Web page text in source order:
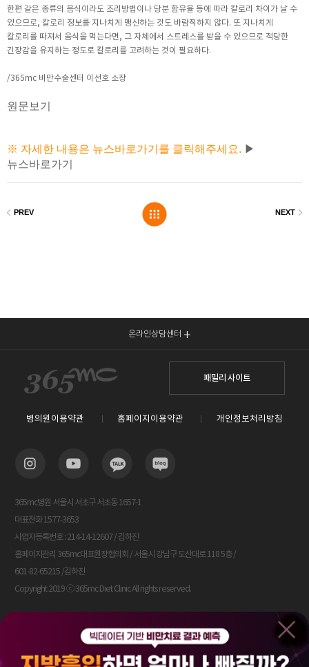
한편 같은 종류의 음식이라도 조리방법이나 당분 함유율 등에 따라 칼로리 차이가 날 수
있으므로, 칼로리 정보를 지나치게 맹신하는 것도 바람직하지 않다. 또 지나치게
칼로리를 따져서 음식을 먹는다면, 그 자체에서 스트레스를 받을 수 있으므로 적당한
긴장감을 유지하는 정도로 칼로리를 고려하는 것이 필요하다.
/365mc 비만수술센터 이선호 소장
원문보기
※ 자세한 내용은 뉴스바로가기를 클릭해주세요. ▶
뉴스바로가기
온라인상담센터
패밀리 사이트
병의원이용약관 홈페이지이용약관 개인정보처리방침
365mc병원 서울시 서초구 서초동 1657-1
대표전화 1577-3653
사업자등록번호 : 214-14-12607 / 김하진
홈페이지관리 365mc대표원장협의회 / 서울시 강남구 도산대로 118 5층 /
601-82-65215 /김하진
Copyright 2019 ⓒ 365mc Diet Clinic All rights reserved.